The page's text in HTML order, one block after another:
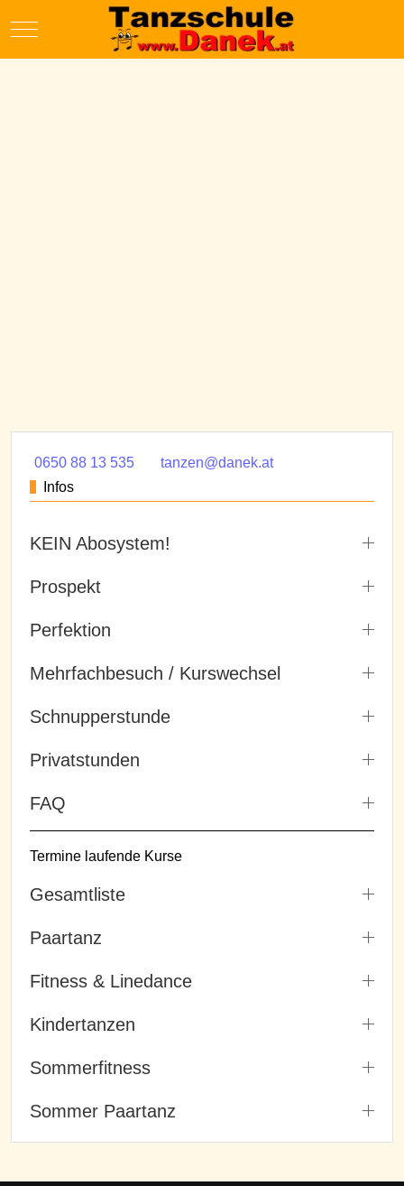
Mobile Menu Toggle
0650 88 13 535
tanzen@danek.at
Infos
KEIN Abosystem!
Prospekt
Perfektion
Mehrfachbesuch / Kurswechsel
Schnupperstunde
Privatstunden
FAQ
Termine laufende Kurse
Gesamtliste
Paartanz
Fitness & Linedance
Kindertanzen
Sommerfitness
Sommer Paartanz